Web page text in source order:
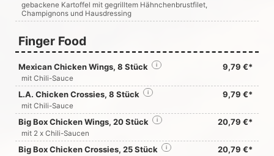
gebackene Kartoffel mit gegrilltem Hähnchenbrustfilet,
Champignons und Hausdressing
Finger Food
Mexican Chicken Wings, 8 Stück 9,79 €*
i
mit Chili-Sauce
L.A. Chicken Crossies, 8 Stück 9,79 €*
i
mit Chili-Sauce
Big Box Chicken Wings, 20 Stück 20,79 €*
i
mit 2 x Chili-Saucen
Big Box Chicken Crossies, 25 Stück 20,79 €*
i